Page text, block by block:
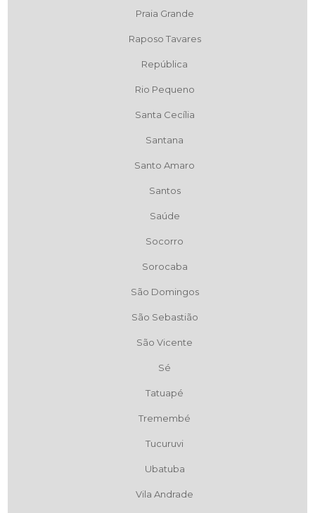
Praia Grande
Raposo Tavares
República
Rio Pequeno
Santa Cecília
Santana
Santo Amaro
Santos
Saúde
Socorro
Sorocaba
São Domingos
São Sebastião
São Vicente
Sé
Tatuapé
Tremembé
Tucuruvi
Ubatuba
Vila Andrade